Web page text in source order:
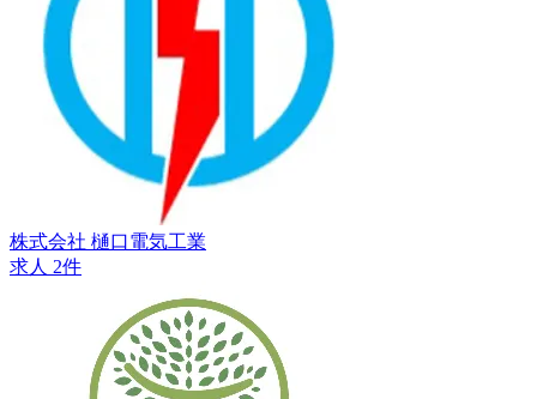
株式会社 樋口電気工業
求人 2件